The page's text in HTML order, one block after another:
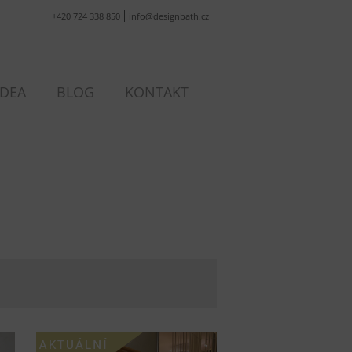
+420 724 338 850 info@designbath.cz
BLOG KONTAKT